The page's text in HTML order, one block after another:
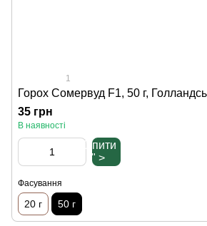
1
Горох Сомервуд F1, 50 г,
35 грн
В наявності
Купити
" >
Фасування
20 г 50 г